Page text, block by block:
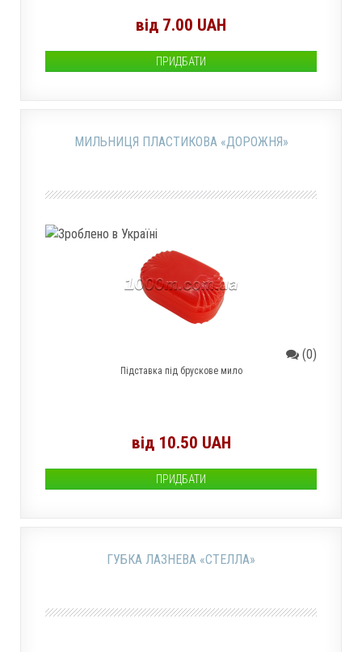
від 7.00 UAH
ПРИДБАТИ
МИЛЬНИЦЯ ПЛАСТИКОВА «ДОРОЖНЯ»
(0)
Підставка під брускове мило
від 10.50 UAH
ПРИДБАТИ
ГУБКА ЛАЗНЕВА «СТЕЛЛА»